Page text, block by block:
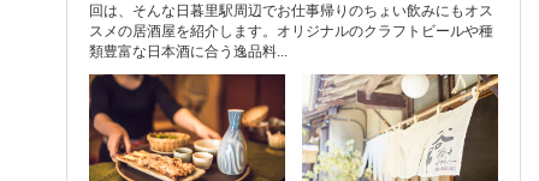
回は、そんな日暮里駅周辺でお仕事帰りのちょい飲みにもオス
スメの居酒屋を紹介します。オリジナルのクラフトビールや種
類豊富な日本酒に合う逸品料...